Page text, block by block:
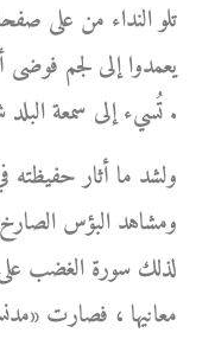
تلو النداء من على
يعمدوا إلى لجم
تُسيء إلى سمعة البلد شعباً وحكومةً .
ولشد ما أثار حفيظته
ومشاهد البؤس
لذلك سورة الغضب على
معانيها ، فصارت